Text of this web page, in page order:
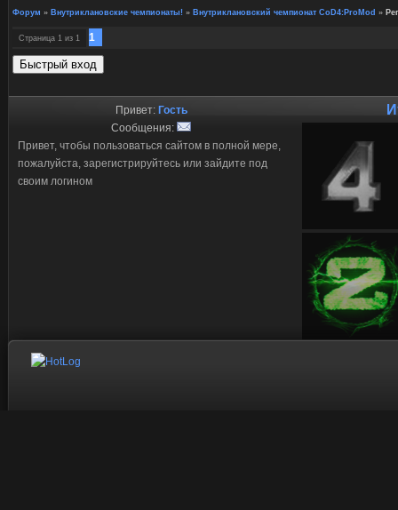
Форум » Внутриклановские чемпионаты! » Внутриклановский чемпионат CoD4:ProMod »
Страница 1 из 1 1
Привет: Гость
Сообщения:
Привет, чтобы пользоваться сайтом в полной мере,
пожалуйста, зарегистрируйтесь или зайдите под
своим логином